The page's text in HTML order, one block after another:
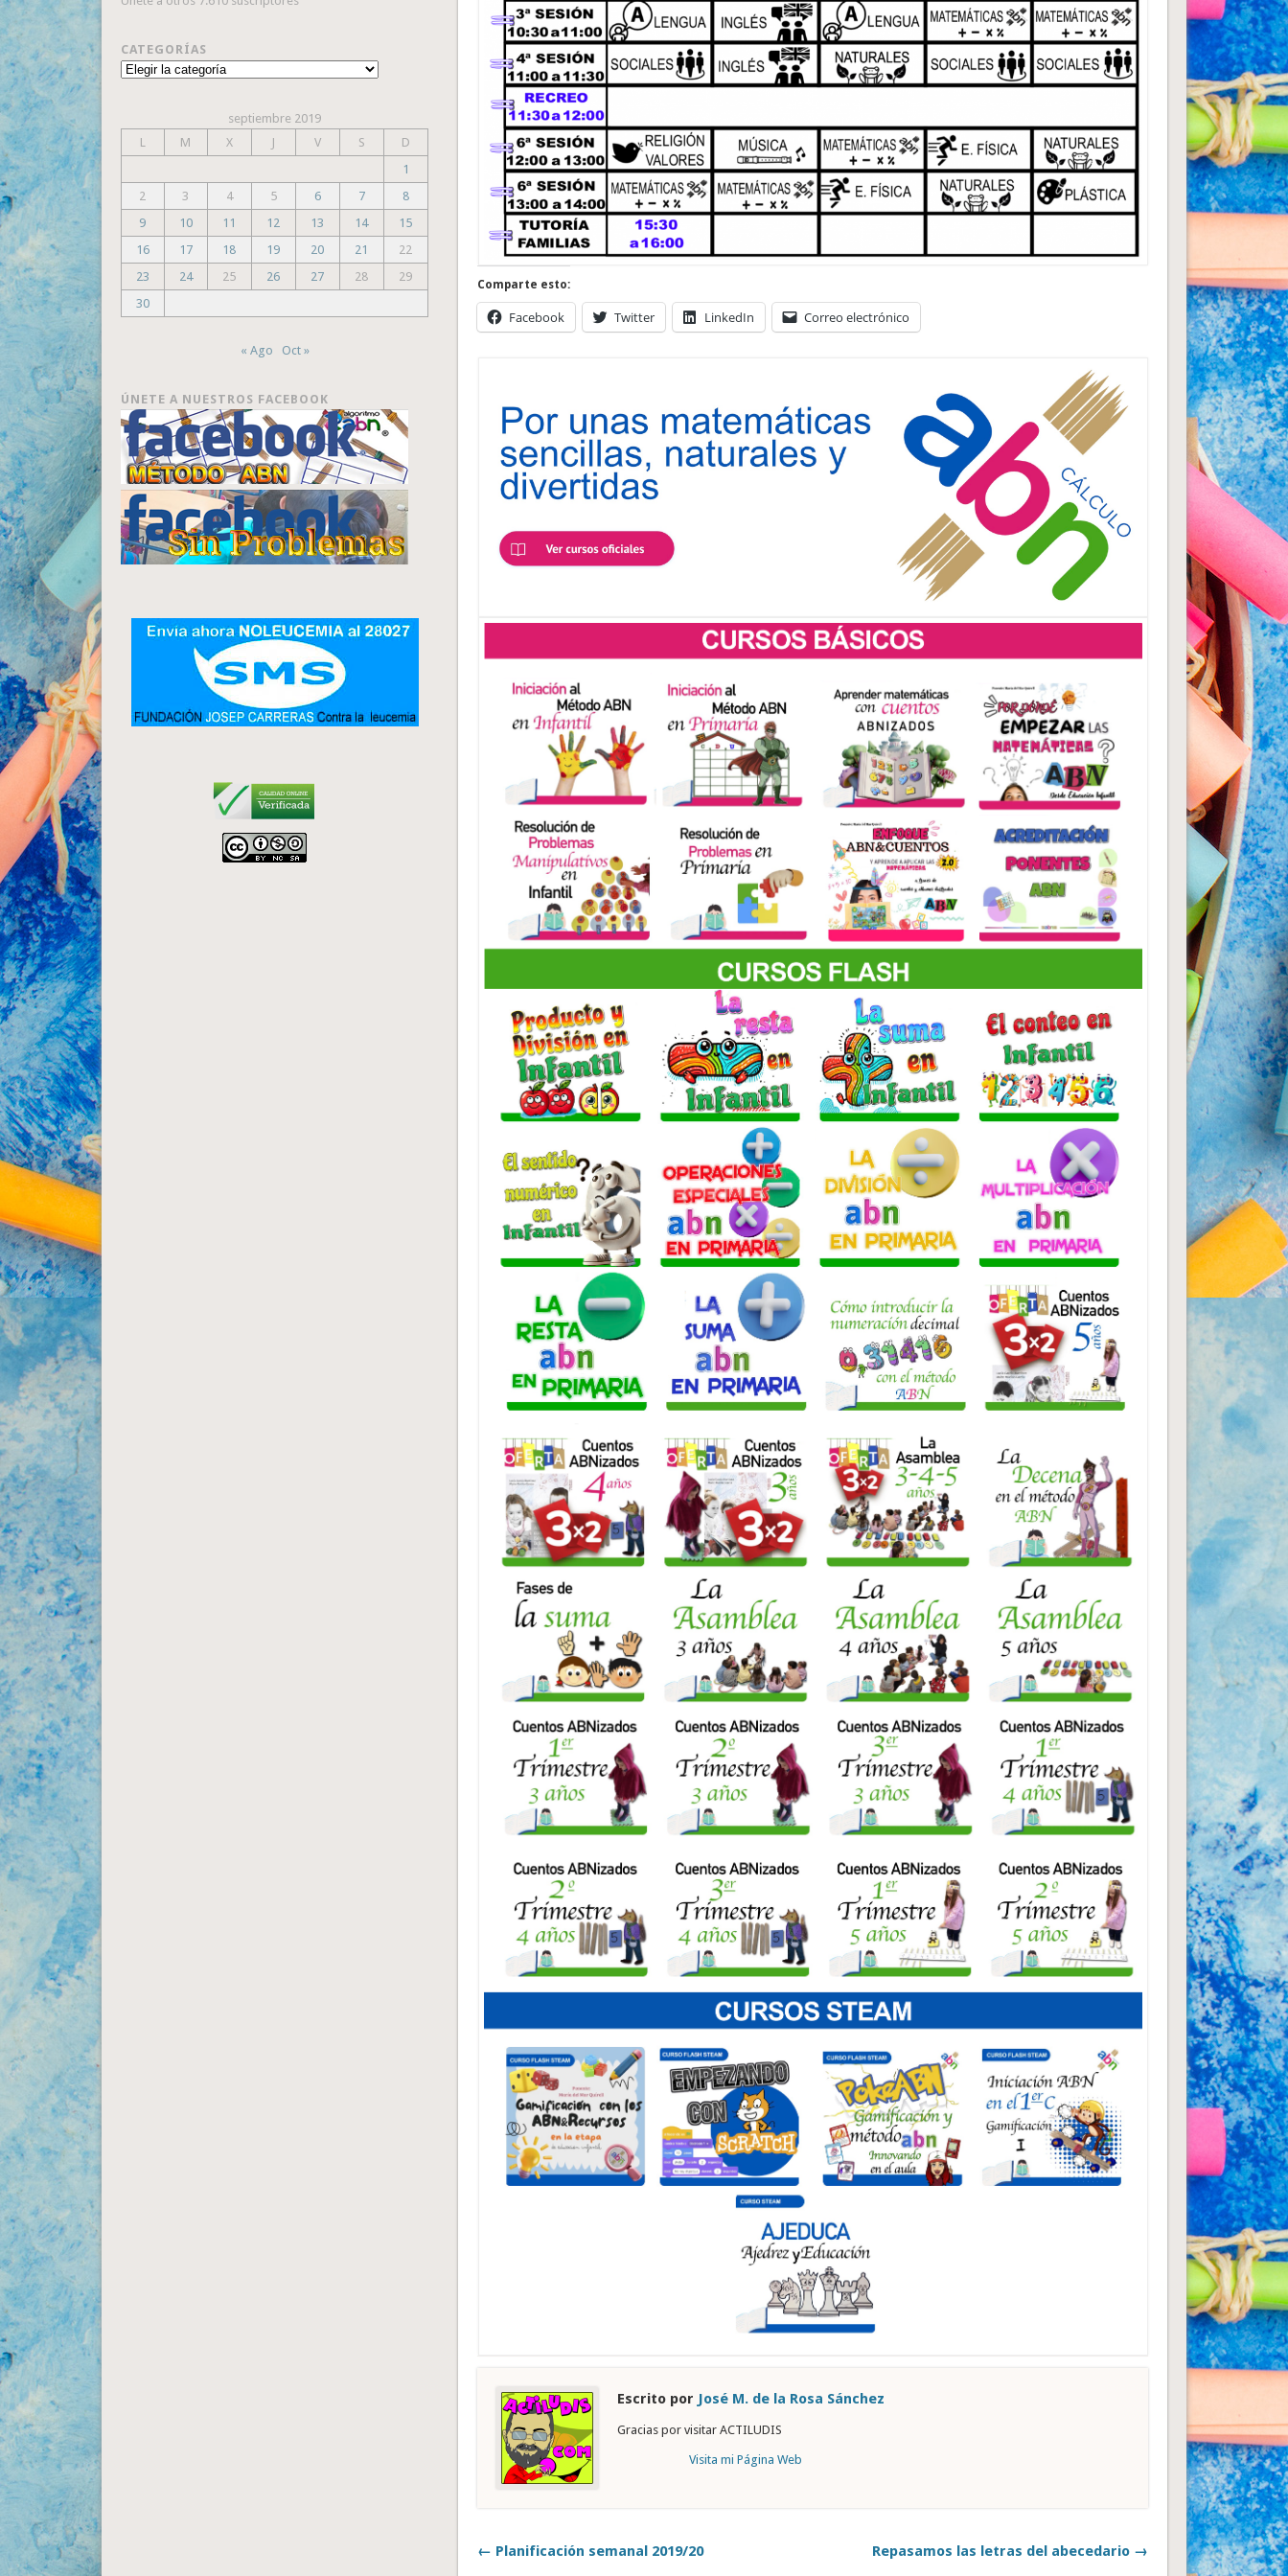
Comparte esto:
Facebook Twitter LinkedIn Correo electrónico
Escrito por José M. de la Rosa Sánchez
Gracias por visitar ACTILUDIS
Visita mi Página Web
← Planificación semanal 2019/20 Repasamos las letras del abecedario →
CATEGORÍAS
Categorías
septiembre 2019
L
M X J V S
D
1
2
3 4 5 6 7
8
9
10 11 12 13 14
15
16
17 18 19 20 21
22
23
24 25 26 27 28
29
30
« Ago Oct »
ÚNETE A NUESTROS FACEBOOK